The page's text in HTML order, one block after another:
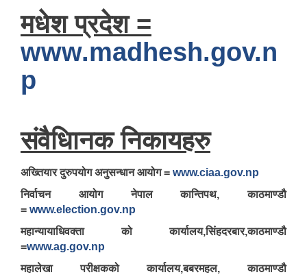
मधेश प्रदेश =
www.madhesh.gov.n
p
संव‌ैधािनक निकायहरु
अख्तियार दुरुपयोग अनुसन्धान आयोग = www.ciaa.gov.np
निर्वाचन आयोग नेपाल कान्तिपथ, काठमाण्डौ
= www.election.gov.np
महान्यायाधिवक्ता को कार्यालय,सिंहदरबार,काठमाण्डौ
=www.ag.gov.np
महालेखा परीक्षकको कार्यालय,बबरमहल, काठमाण्डौ